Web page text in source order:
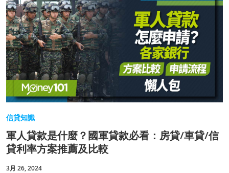
信貸知識
軍人貸款是什麼？國軍貸款必看：房貸/車貸/信
貸利率方案推薦及比較
3月 26, 2024